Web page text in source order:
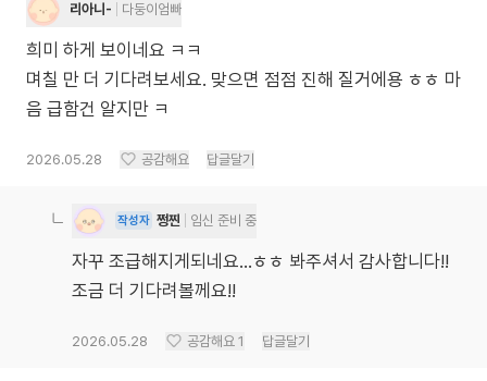
리아니- 다둥이엄빠
희미 하게 보이네요 ㅋㅋ
며칠 만 더 기다려보세요. 맞으면 점점 진해 질거에용 ㅎㅎ 마
음 급함건 알지만 ㅋ
2026.05.28 공감해요 답글달기
작성자 쩡찐 임신 준비 중
자꾸 조급해지게되네요...ㅎㅎ 봐주셔서 감사합니다!!
조금 더 기다려볼께요!!
2026.05.28 공감해요 1 답글달기